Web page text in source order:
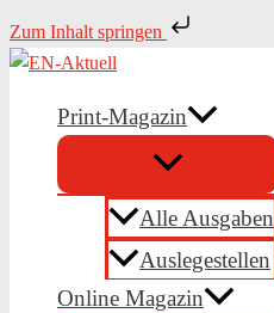
Zum Inhalt springen
Inhalt
springen
Print-Magazin
Alle Ausgaben
Auslegestellen
Online Magazin